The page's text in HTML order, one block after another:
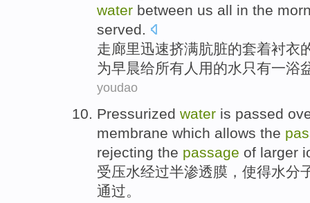
water between us all in the
served.
走廊里迅速挤满肮脏的套着衬衣
为早晨给所有人 用的水只有一浴
youdao
Pressurized water is passed
membrane which allows the
rejecting the passage of larger
受压水经过半渗透膜 ， 使得水分
通过。